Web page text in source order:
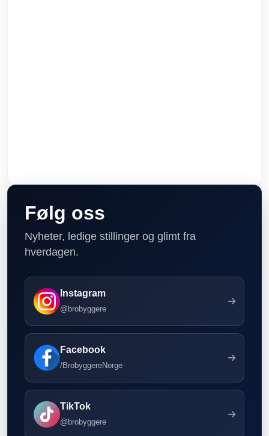
Følg oss
Nyheter, ledige stillinger og glimt fra
hverdagen.
Instagram
@brobyggere
Facebook
/BrobyggereNorge
TikTok
@brobyggere